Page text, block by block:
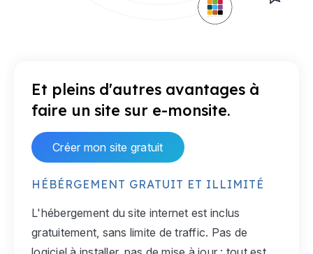
Et pleins d'autres avantages à
faire un site sur e-monsite.
Créer mon site gratuit
HÉBÉRGEMENT GRATUIT ET ILLIMITÉ
L'hébergement du site internet est inclus
gratuitement, sans limite de traffic. Pas de